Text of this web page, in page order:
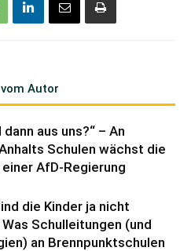
Autor
dann aus uns?“ – An
Schulen wächst die
AfD-Regierung
die Kinder ja nicht
Was Schulleitungen (und
an Brennpunktschulen